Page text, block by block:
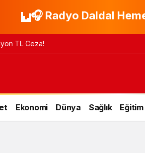
🎧 Radyo Daldal
TL Ceza!
Ekonomi Dünya Sağlık Eğitim